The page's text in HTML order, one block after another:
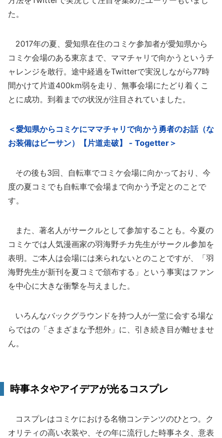
た。
2017年の夏、愛知県在住のコミケ参加者が愛知県から
コミケ会場のある東京まで、ママチャリで向かうというチ
ャレンジを敢行。途中経過をTwitterで実況しながら77時
間かけて片道400km弱を走り、無事会場にたどり着くこ
とに成功。到着までの状況が注目されていました。
＜愛知県からコミケにママチャリで向かう勇者のお話（な
お装備はビーサン）【片道走破】 - Togetter＞
その後も3回、自転車でコミケ会場に向かっており、今
度の夏コミでも自転車で会場まで向かう予定とのことで
す。
また、著名人がサークルとして参加することも。今夏の
コミケでは人気漫画家の羽海野チカ先生がサークル参加を
表明。ご本人は会場には来られないとのことですが、「羽
海野先生が新刊を夏コミで頒布する」という事実はファン
を中心に大きな衝撃を与えました。
いろんなバックグラウンドを持つ人が一堂に会する場な
らではの「さまざまな予想外」に、引き続き目が離せませ
ん。
時事ネタやアイデアが光るコスプレ
コスプレはコミケにおける名物コンテンツのひとつ。ク
オリティの高い衣装や、その年に流行した時事ネタ、意表